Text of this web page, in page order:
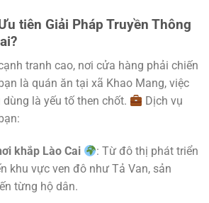
tiên Giải Pháp Truyền Thông
tranh cao, nơi cửa hàng phải chiến
là quán ăn tại xã Khao Mang, việc
là yếu tố then chốt.
Dịch vụ
khắp Lào Cai
: Từ đô thị phát triển
khu vực ven đô như Tả Van, sản
từng hộ dân.